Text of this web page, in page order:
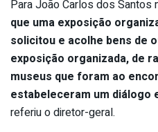
Para João Carlos dos
que uma exposição
solicitou e acolhe bens de
exposição organizada, de
museus que foram ao
estabeleceram um diálogo
referiu o diretor-geral.